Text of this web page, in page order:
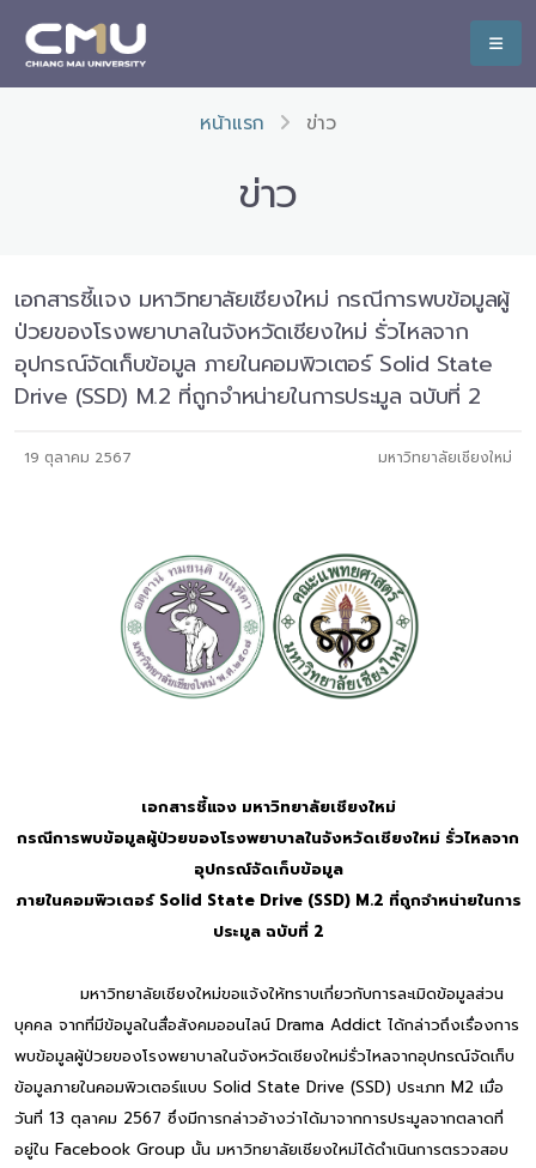
หน้าแรก ข่าว
ข่าว
เอกสารชี้แจง มหาวิทยาลัยเชียงใหม่ กรณีการพบข้อมูลผู้
ป่วยของโรงพยาบาลในจังหวัดเชียงใหม่ รั่วไหลจาก
อุปกรณ์จัดเก็บข้อมูล ภายในคอมพิวเตอร์ Solid State
Drive (SSD) M.2 ที่ถูกจำหน่ายในการประมูล ฉบับที่ 2
19 ตุลาคม 2567 มหาวิทยาลัยเชียงใหม่
เอกสารชี้แจง มหาวิทยาลัยเชียงใหม่
กรณีการพบข้อมูลผู้ป่วยของโรงพยาบาลในจังหวัดเชียงใหม่ รั่วไหลจาก
อุปกรณ์จัดเก็บข้อมูล
ภายในคอมพิวเตอร์ Solid State Drive (SSD) M.2 ที่ถูกจำหน่ายในการ
ประมูล ฉบับที่ 2
มหาวิทยาลัยเชียงใหม่ขอแจ้งให้ทราบเกี่ยวกับการละเมิดข้อมูลส่วน
บุคคล จากที่มีข้อมูลในสื่อสังคมออนไลน์ Drama Addict ได้กล่าวถึงเรื่องการ
พบข้อมูลผู้ป่วยของโรงพยาบาลในจังหวัดเชียงใหม่รั่วไหลจากอุปกรณ์จัดเก็บ
ข้อมูลภายในคอมพิวเตอร์แบบ Solid State Drive (SSD) ประเภท M2 เมื่อ
วันที่ 13 ตุลาคม 2567 ซึ่งมีการกล่าวอ้างว่าได้มาจากการประมูลจากตลาดที่
อยู่ใน Facebook Group นั้น มหาวิทยาลัยเชียงใหม่ได้ดำเนินการตรวจสอบ